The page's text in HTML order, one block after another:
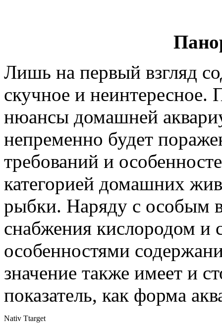
Лишь на первый взгляд
скучное и неинтересное.
нюансы домашней
непременно будет
требований и
категорией домашних
рыбки. Наряду с особым
снабжения кислородом и
особенностями
значение также имеет и
показатель, как форма
Nativ Ttarget